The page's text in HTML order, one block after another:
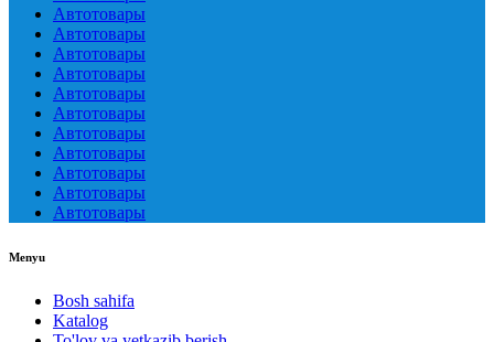
Автотовары
Автотовары
Автотовары
Автотовары
Автотовары
Автотовары
Автотовары
Автотовары
Автотовары
Автотовары
Автотовары
Menyu
Bosh sahifa
Katalog